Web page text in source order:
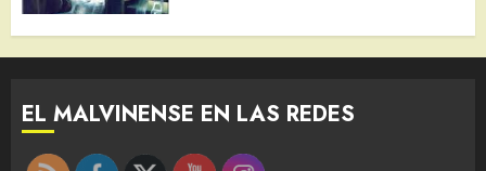
EL MALVINENSE EN LAS REDES